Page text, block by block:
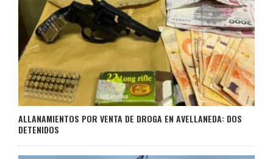
ALLANAMIENTOS POR VENTA DE DROGA EN AVELLANEDA: DOS
DETENIDOS